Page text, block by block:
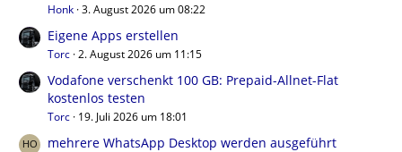
Honk 3. August 2026 um 08:22
Eigene Apps erstellen
Torc 2. August 2026 um 11:15
Vodafone verschenkt 100 GB: Prepaid-Allnet-Flat
kostenlos testen
Torc 19. Juli 2026 um 18:01
mehrere WhatsApp Desktop werden ausgeführt